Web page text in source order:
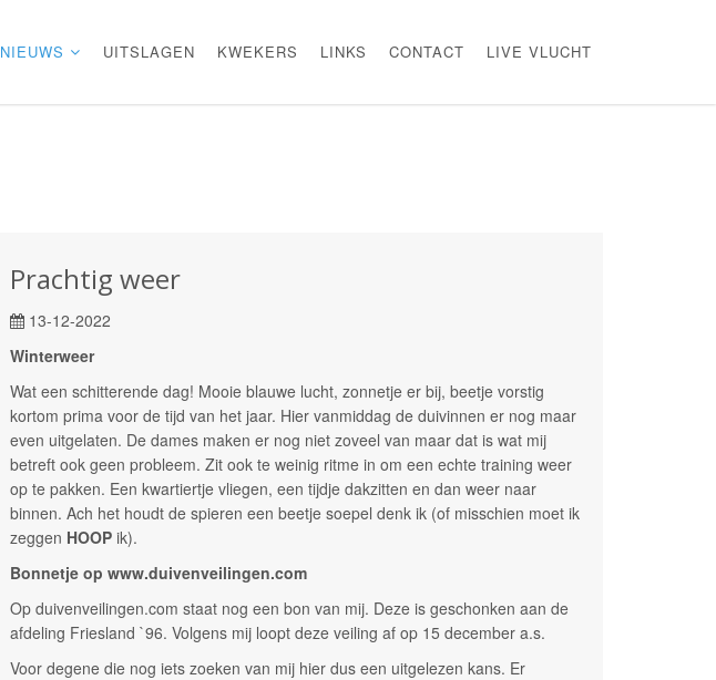
NIEUWS UITSLAGEN KWEKERS LINKS CONTACT LIVE VLUCHT
Prachtig weer
13-12-2022
Winterweer
Wat een schitterende dag! Mooie blauwe lucht, zonnetje er bij, beetje vorstig
kortom prima voor de tijd van het jaar. Hier vanmiddag de duivinnen er nog maar
even uitgelaten. De dames maken er nog niet zoveel van maar dat is wat mij
betreft ook geen probleem. Zit ook te weinig ritme in om een echte training weer
op te pakken. Een kwartiertje vliegen, een tijdje dakzitten en dan weer naar
binnen. Ach het houdt de spieren een beetje soepel denk ik (of misschien moet ik
zeggen HOOP ik).
Bonnetje op www.duivenveilingen.com
Op duivenveilingen.com staat nog een bon van mij. Deze is geschonken aan de
afdeling Friesland `96. Volgens mij loopt deze veiling af op 15 december a.s.
Voor degene die nog iets zoeken van mij hier dus een uitgelezen kans. Er